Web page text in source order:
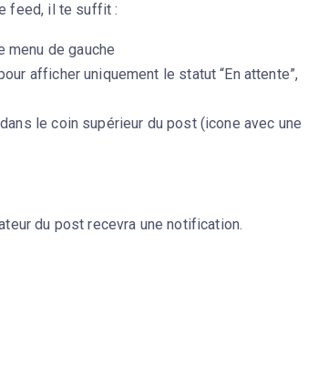
feed, il te suffit :
menu de gauche
afficher uniquement le statut “En attente”,
le coin supérieur du post (icone avec une
du post recevra une notification.